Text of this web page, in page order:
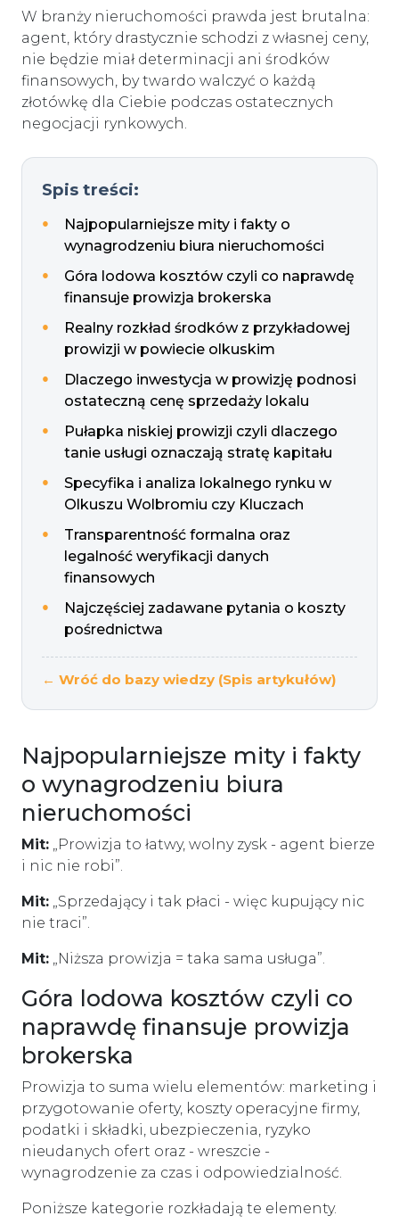
W branży nieruchomości prawda jest brutalna:
agent, który drastycznie schodzi z własnej ceny,
nie będzie miał determinacji ani środków
finansowych, by twardo walczyć o każdą
złotówkę dla Ciebie podczas ostatecznych
negocjacji rynkowych.
Spis treści:
Najpopularniejsze mity i fakty o
wynagrodzeniu biura nieruchomości
Góra lodowa kosztów czyli co naprawdę
finansuje prowizja brokerska
Realny rozkład środków z przykładowej
prowizji w powiecie olkuskim
Dlaczego inwestycja w prowizję podnosi
ostateczną cenę sprzedaży lokalu
Pułapka niskiej prowizji czyli dlaczego
tanie usługi oznaczają stratę kapitału
Specyfika i analiza lokalnego rynku w
Olkuszu Wolbromiu czy Kluczach
Transparentność formalna oraz
legalność weryfikacji danych
finansowych
Najczęściej zadawane pytania o koszty
pośrednictwa
← Wróć do bazy wiedzy (Spis artykułów)
Najpopularniejsze mity i fakty
o wynagrodzeniu biura
nieruchomości
Mit: „Prowizja to łatwy, wolny zysk - agent bierze
i nic nie robi”.
Mit: „Sprzedający i tak płaci - więc kupujący nic
nie traci”.
Mit: „Niższa prowizja = taka sama usługa”.
Góra lodowa kosztów czyli co
naprawdę finansuje prowizja
brokerska
Prowizja to suma wielu elementów: marketing i
przygotowanie oferty, koszty operacyjne firmy,
podatki i składki, ubezpieczenia, ryzyko
nieudanych ofert oraz - wreszcie -
wynagrodzenie za czas i odpowiedzialność.
Poniższe kategorie rozkładają te elementy.